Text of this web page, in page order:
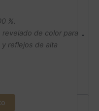
%.
de color para
reflejos de alta
-